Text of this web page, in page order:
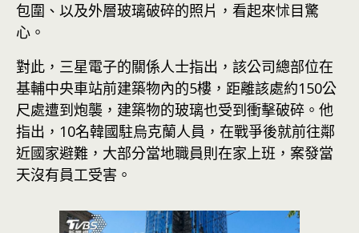
包圍、以及外層玻璃破碎的照片，看起來怵目驚
心。
對此，三星電子的關係人士指出，該公司總部位在
基輔中央車站前建築物內的5樓，距離該處約150公
尺處遭到炮襲，建築物的玻璃也受到衝擊破碎。他
指出，10名韓國駐烏克蘭人員，在戰爭後就前往鄰
近國家避難，大部分當地職員則在家上班，案發當
天沒有員工受害。